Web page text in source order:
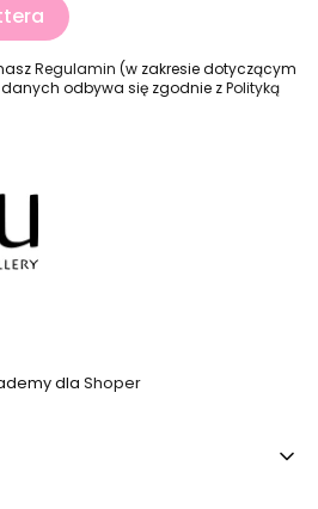
Regulamin (w zakresie dotyczącym
danych odbywa się zgodnie zPolityką
dla Shoper